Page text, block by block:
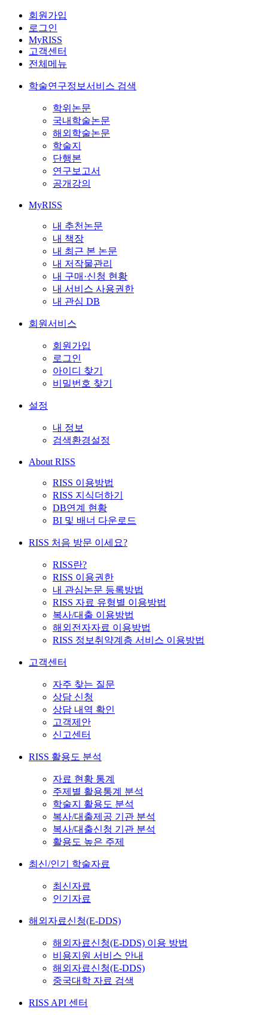
회원가입
로그인
MyRISS
고객센터
전체메뉴
학술연구정보서비스 검색
학위논문
국내학술논문
해외학술논문
학술지
단행본
연구보고서
공개강의
MyRISS
내 추천논문
내 책장
내 최근 본 논문
내 저작물관리
내 구매·신청 현황
내 서비스 사용권한
내 관심 DB
회원서비스
회원가입
로그인
아이디 찾기
비밀번호 찾기
설정
내 정보
검색환경설정
About RISS
RISS 이용방법
RISS 지식더하기
DB연계 현황
BI 및 배너 다운로드
RISS 처음 방문 이세요?
RISS란?
RISS 이용권한
내 관심논문 등록방법
RISS 자료 유형별 이용방법
복사/대출 이용방법
해외전자자료 이용방법
RISS 정보취약계층 서비스 이용방법
고객센터
자주 찾는 질문
상담 신청
상담 내역 확인
고객제안
신고센터
RISS 활용도 분석
자료 현황 통계
주제별 활용통계 분석
학술지 활용도 분석
복사/대출제공 기관 분석
복사/대출신청 기관 분석
활용도 높은 주제
최신/인기 학술자료
최신자료
인기자료
해외자료신청(E-DDS)
해외자료신청(E-DDS) 이용 방법
비용지원 서비스 안내
해외자료신청(E-DDS)
중국대학 자료 검색
RISS API 센터